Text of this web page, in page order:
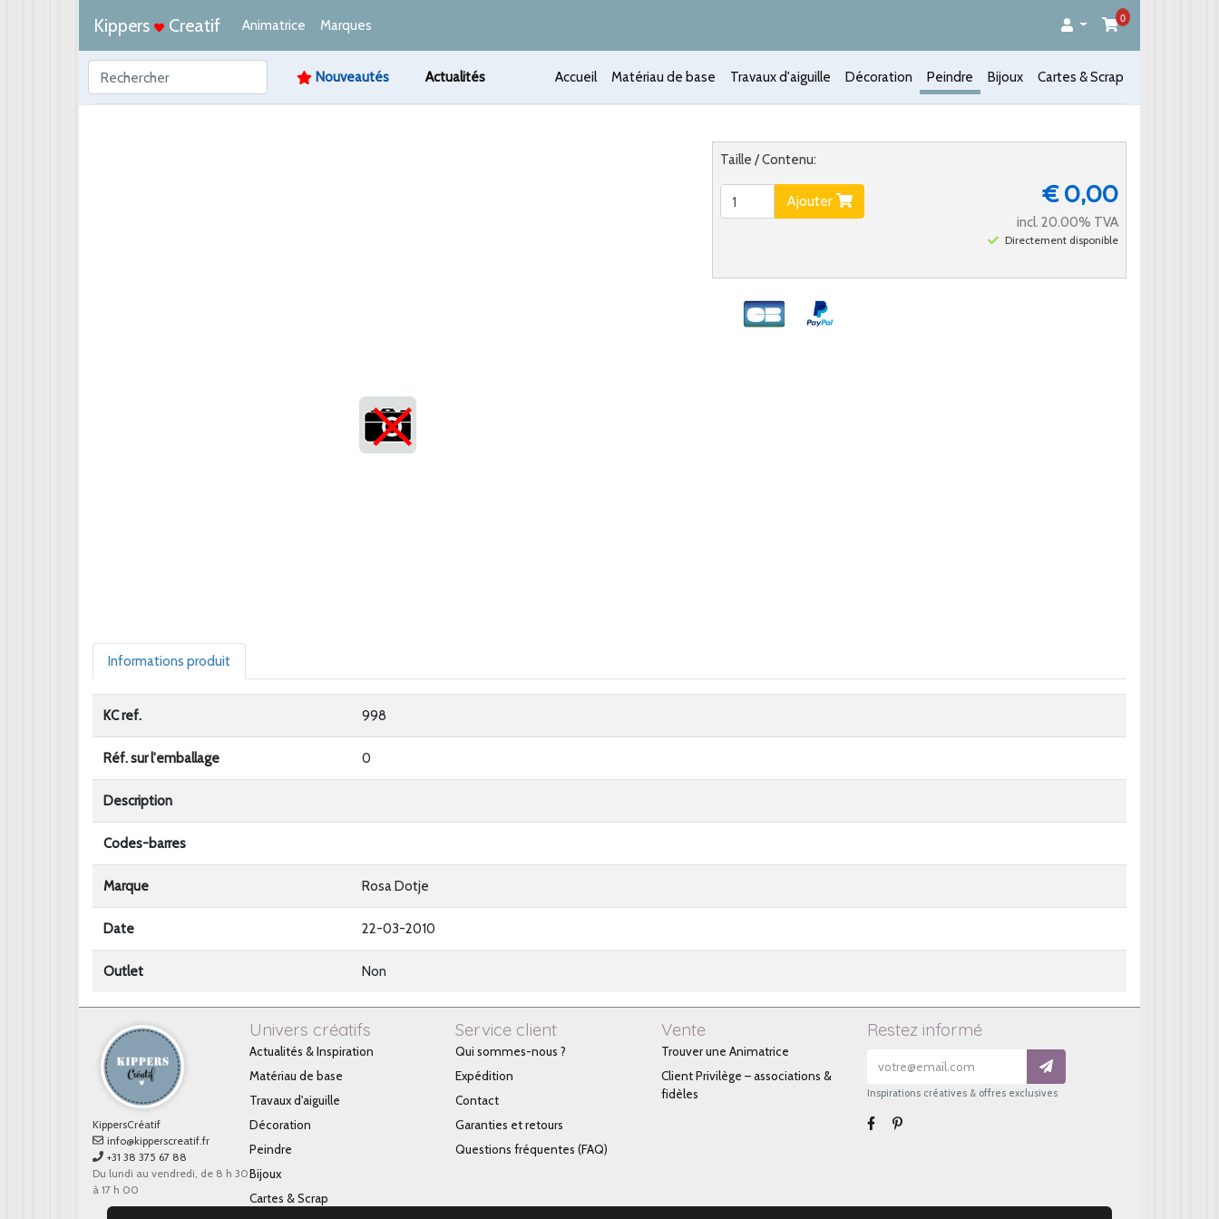
Kippers Creatif Animatrice Marques 0
Nouveautés Actualités Accueil Matériau de base Travaux d'aiguille Décoration Peindre Bijoux Cartes & Scrap
Taille / Contenu:
Ajouter € 0,00
incl. 20.00% TVA
Directement disponible
Informations produit
KC ref. 998
Réf. sur l'emballage 0
Description
Codes-barres
Marque Rosa Dotje
Date 22-03-2010
Outlet Non
KippersCréatif
info@kipperscreatif.fr
+31 38 375 67 88
Du lundi au vendredi, de 8 h 30
à 17 h 00
Univers créatifs
Actualités & Inspiration
Matériau de base
Travaux d'aiguille
Décoration
Peindre
Bijoux
Cartes & Scrap
Service client
Qui sommes-nous ?
Expédition
Contact
Garanties et retours
Questions fréquentes (FAQ)
Vente
Trouver une Animatrice
Client Privilège – associations &
fidèles
Restez informé
Inspirations créatives & offres exclusives